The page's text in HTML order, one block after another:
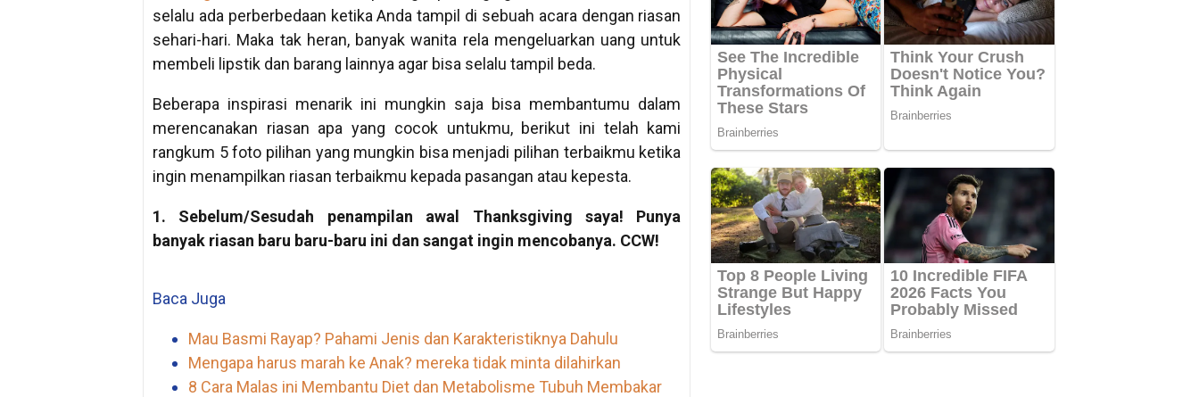
selalu ada perberbedaan ketika Anda tampil di sebuah acara dengan riasan
sehari-hari. Maka tak heran, banyak wanita rela mengeluarkan uang untuk
membeli lipstik dan barang lainnya agar bisa selalu tampil beda.
Beberapa inspirasi menarik ini mungkin saja bisa membantumu dalam
merencanakan riasan apa yang cocok untukmu, berikut ini telah kami
rangkum 5 foto pilihan yang mungkin bisa menjadi pilihan terbaikmu ketika
ingin menampilkan riasan terbaikmu kepada pasangan atau kepesta.
1. Sebelum/Sesudah penampilan awal Thanksgiving saya! Punya
banyak riasan baru baru-baru ini dan sangat ingin mencobanya. CCW!
Baca Juga
Mau Basmi Rayap? Pahami Jenis dan Karakteristiknya Dahulu
Mengapa harus marah ke Anak? mereka tidak minta dilahirkan
8 Cara Malas ini Membantu Diet dan Metabolisme Tubuh Membakar